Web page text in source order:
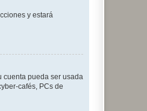
y estará
cuenta pueda ser usada
cafés, PCs de